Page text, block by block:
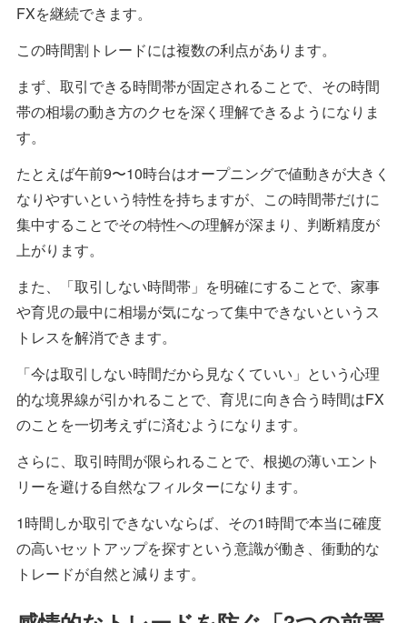
FXを継続できます。
この時間割トレードには複数の利点があります。
まず、取引できる時間帯が固定されることで、その時間
帯の相場の動き方のクセを深く理解できるようになりま
す。
たとえば午前9〜10時台はオープニングで値動きが大きく
なりやすいという特性を持ちますが、この時間帯だけに
集中することでその特性への理解が深まり、判断精度が
上がります。
また、「取引しない時間帯」を明確にすることで、家事
や育児の最中に相場が気になって集中できないというス
トレスを解消できます。
「今は取引しない時間だから見なくていい」という心理
的な境界線が引かれることで、育児に向き合う時間はFX
のことを一切考えずに済むようになります。
さらに、取引時間が限られることで、根拠の薄いエント
リーを避ける自然なフィルターになります。
1時間しか取引できないならば、その1時間で本当に確度
の高いセットアップを探すという意識が働き、衝動的な
トレードが自然と減ります。